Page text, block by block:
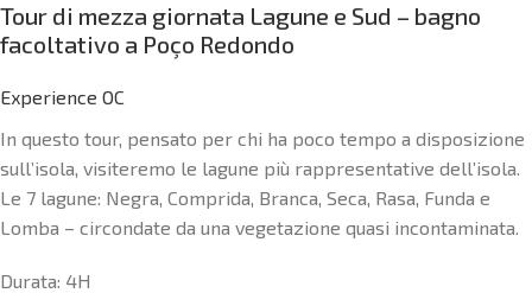
Tour di mezza giornata Lagune e Sud – bagno
facoltativo a Poço Redondo
Experience OC
In questo tour, pensato per chi ha poco tempo a disposizione
sull’isola, visiteremo le lagune più rappresentative dell’isola.
Le 7 lagune: Negra, Comprida, Branca, Seca, Rasa, Funda e
Lomba – circondate da una vegetazione quasi incontaminata.
Durata: 4H